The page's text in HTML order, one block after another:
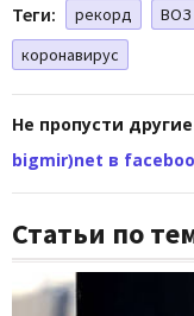
Теги: рекорд ВОЗ
коронавирус
Не пропусти
bigmir)net в
Статьи по